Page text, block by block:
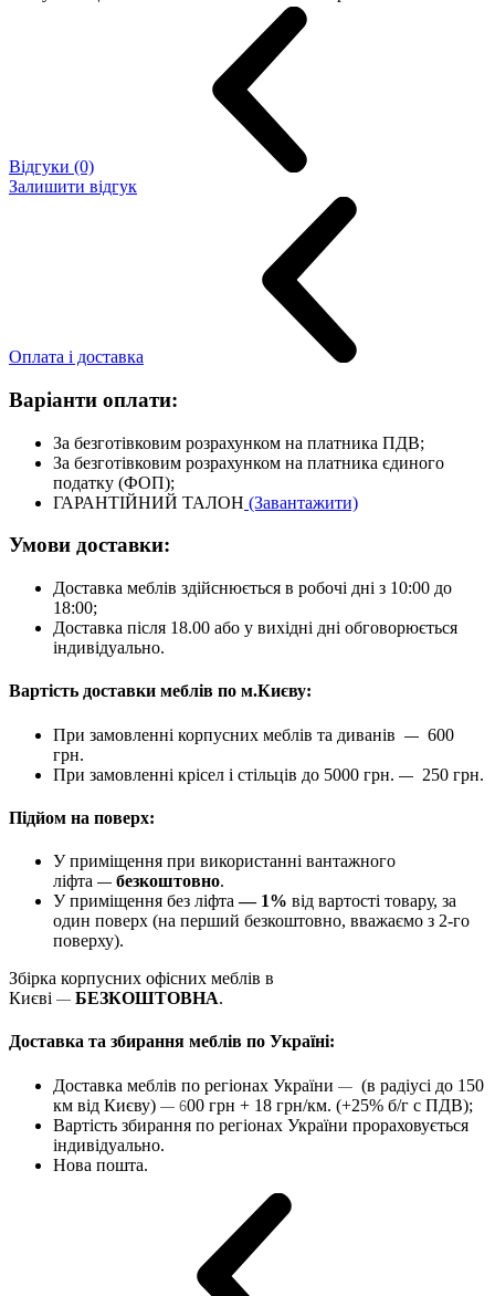
Відгуки (0)
Залишити відгук
Оплата і доставка
Варіанти оплати:
За безготівковим розрахунком на платника ПДВ;
За безготівковим розрахунком на платника єдиного
податку (ФОП);
ГАРАНТІЙНИЙ ТАЛОН (Завантажити)
Умови доставки:
Доставка меблів здійснюється в робочі дні з 10:00 до
18:00;
Доставка після 18.00 або у вихідні дні обговорюється
індивідуально.
Вартість доставки меблів по м.Києву:
При замовленні корпусних меблів та диванів — 600
грн.
При замовленні крісел і стільців до 5000 грн. — 250 грн.
Підйом на поверх:
У приміщення при використанні вантажного
ліфта — безкоштовно.
У приміщення без ліфта— 1% від вартості товару, за
один поверх (на перший безкоштовно, вважаємо з 2-го
поверху).
Збірка корпусних офісних меблів в
Києві — БЕЗКОШТОВНА.
Доставка та збирання меблів по Україні:
Доставка меблів по регіонах України — (в радіусі до 150
км від Києву) — 600 грн + 18 грн/км. (+25% б/г с ПДВ);
Вартість збирання по регіонах України прораховується
індивідуально.
Нова пошта.